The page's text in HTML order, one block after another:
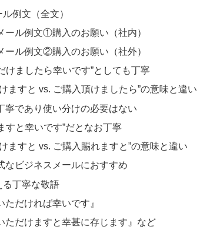
例文（全文）
ール例文①購入のお願い（社内）
ール例文②購入のお願い（社外）
けましたら幸いです”としても丁寧
ますと vs. ご購入頂けましたら”の意味と違い
寧であり使い分けの必要はない
すと幸いです”だとなお丁寧
ますと vs. ご購入賜れますと”の意味と違い
なビジネスメールにおすすめ
る丁寧な敬語
ただければ幸いです』
ただけますと幸甚に存じます』など